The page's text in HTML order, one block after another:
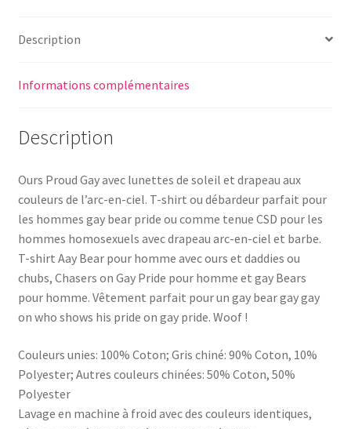
Description
Informations complémentaires
Description
Ours Proud Gay avec lunettes de soleil et drapeau aux
couleurs de l’arc-en-ciel. T-shirt ou débardeur parfait pour
les hommes gay bear pride ou comme tenue CSD pour les
hommes homosexuels avec drapeau arc-en-ciel et barbe.
T-shirt Aay Bear pour homme avec ours et daddies ou
chubs, Chasers on Gay Pride pour homme et gay Bears
pour homme. Vêtement parfait pour un gay bear gay gay
on who shows his pride on gay pride. Woof !
Couleurs unies: 100% Coton; Gris chiné: 90% Coton, 10%
Polyester; Autres couleurs chinées: 50% Coton, 50%
Polyester
Lavage en machine à froid avec des couleurs identiques,